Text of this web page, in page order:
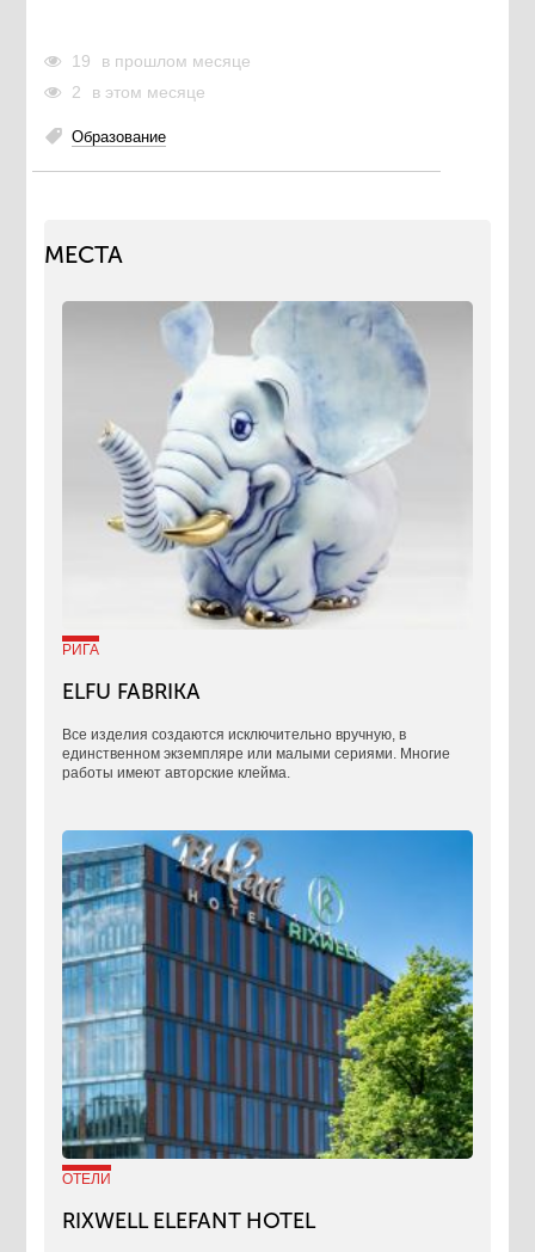
19
в прошлом месяце
2
в этом месяце
Образование
МЕСТА
РИГА
ELFU FABRIKA
Все изделия создаются исключительно вручную, в
единственном экземпляре или малыми сериями. Многие
работы имеют авторские клейма.
ОТЕЛИ
RIXWELL ELEFANT HOTEL